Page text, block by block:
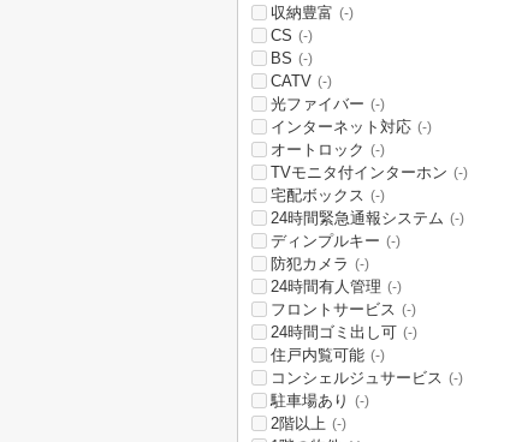
収納豊富 (-)
CS (-)
BS (-)
CATV (-)
光ファイバー (-)
インターネット対応 (-)
オートロック (-)
TVモニタ付インターホン (-)
宅配ボックス (-)
24時間緊急通報システム (-)
ディンプルキー (-)
防犯カメラ (-)
24時間有人管理 (-)
フロントサービス (-)
24時間ゴミ出し可 (-)
住戸内覧可能 (-)
コンシェルジュサービス (-)
駐車場あり (-)
2階以上 (-)